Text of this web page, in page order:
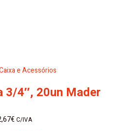
e Acessórios
3/4″, 20un Mader
€ C/IVA